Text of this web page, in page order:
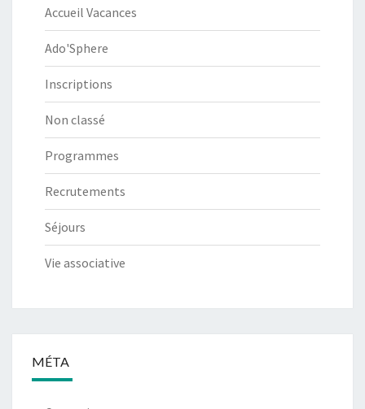
Accueil Vacances
Ado'Sphere
Inscriptions
Non classé
Programmes
Recrutements
Séjours
Vie associative
MÉTA